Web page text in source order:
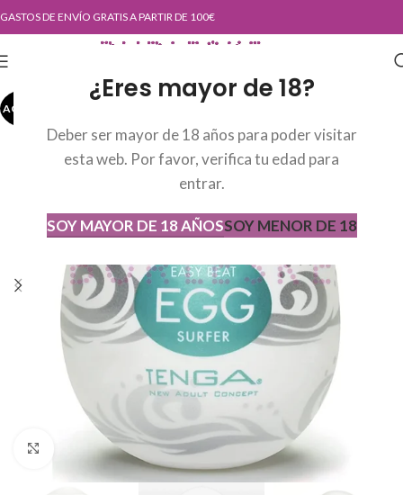
¿Eres mayor de 18?
Deber ser mayor de 18 años para poder visitar
esta web. Por favor, verifica tu edad para
entrar.
SOY MAYOR DE 18 AÑOSSOY MENOR DE 18
GASTOS DE ENVÍO GRATIS A PARTIR DE 100€
AGOT
Haga Click para agrandar
AGOTADO